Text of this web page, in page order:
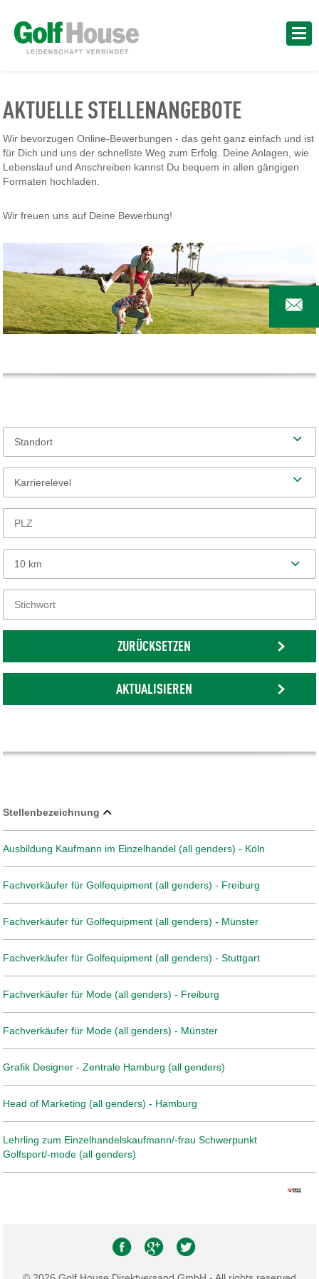
AKTUELLE STELLENANGEBOTE
Wir bevorzugen Online-Bewerbungen - das geht ganz einfach und ist
für Dich und uns der schnellste Weg zum Erfolg. Deine Anlagen, wie
Lebenslauf und Anschreiben kannst Du bequem in allen gängigen
Formaten hochladen.
Wir freuen uns auf Deine Bewerbung!
Standort
Karrierelevel
10 km
ZURÜCKSETZEN
AKTUALISIEREN
Stellenbezeichnung
Ausbildung Kaufmann im Einzelhandel (all genders) - Köln
Fachverkäufer für Golfequipment (all genders) - Freiburg
Fachverkäufer für Golfequipment (all genders) - Münster
Fachverkäufer für Golfequipment (all genders) - Stuttgart
Fachverkäufer für Mode (all genders) - Freiburg
Fachverkäufer für Mode (all genders) - Münster
Grafik Designer - Zentrale Hamburg (all genders)
Head of Marketing (all genders) - Hamburg
Lehrling zum Einzelhandelskaufmann/-frau Schwerpunkt
Golfsport/-mode (all genders)